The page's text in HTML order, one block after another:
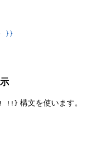
}}
!!} 構文を使います。